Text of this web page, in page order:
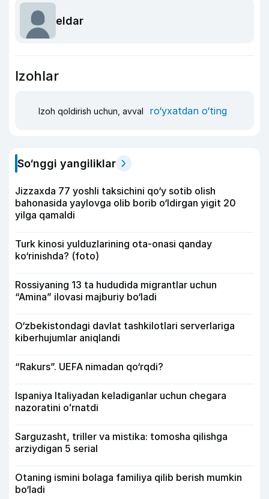
eldar
Izohlar
Izoh qoldirish uchun, avval ro‘yxatdan o‘ting
So‘nggi yangiliklar
Jizzaxda 77 yoshli taksichini qo‘y sotib olish
bahonasida yaylovga olib borib o‘ldirgan yigit 20
yilga qamaldi
Turk kinosi yulduzlarining ota-onasi qanday
ko‘rinishda? (foto)
Rossiyaning 13 ta hududida migrantlar uchun
“Amina” ilovasi majburiy bo‘ladi
O‘zbekistondagi davlat tashkilotlari serverlariga
kiberhujumlar aniqlandi
“Rakurs”. UEFA nimadan qo‘rqdi?
Ispaniya Italiyadan keladiganlar uchun chegara
nazoratini oʻrnatdi
Sarguzasht, triller va mistika: tomosha qilishga
arziydigan 5 serial
Otaning ismini bolaga familiya qilib berish mumkin
bo‘ladi